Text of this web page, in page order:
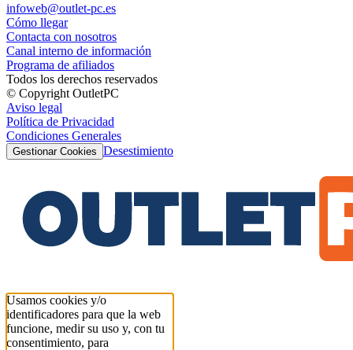
infoweb@outlet-pc.es
Cómo llegar
Contacta con nosotros
Canal interno de información
Programa de afiliados
Todos los derechos reservados
© Copyright OutletPC
Aviso legal
Política de Privacidad
Condiciones Generales
Gestionar Cookies Desestimiento
Usamos cookies y/o
identificadores para que la web
funcione, medir su uso y, con tu
consentimiento, para